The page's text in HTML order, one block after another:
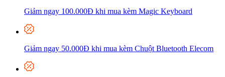
Giảm ngay 100.000Đ khi mua kèm Magic Keyboard
Giảm ngay 50.000Đ khi mua kèm Chuột Bluetooth Elecom